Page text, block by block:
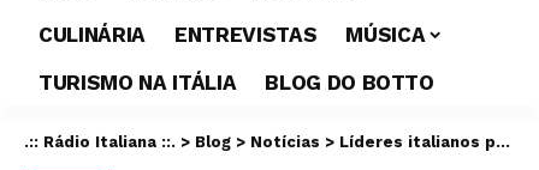
CULINÁRIA
ENTREVISTAS
MÚSICA
TURISMO NA ITÁLIA
BLOG DO BOTTO
.:: Rádio Italiana ::. > Blog > Notícias > Líderes italianos prestam homenagem a Sinner após título histórico